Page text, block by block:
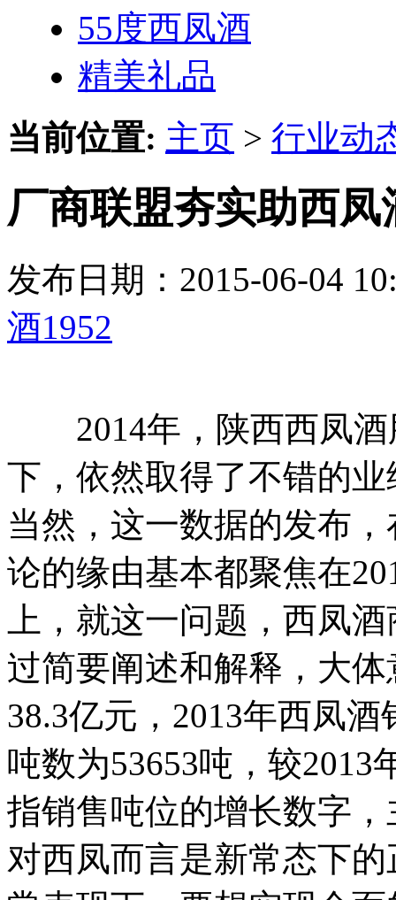
55度西凤酒
精美礼品
当前位置: 主页 > 行业动
厂商联盟夯实助西凤
发布日期：2015-06-04
酒1952
2014年，陕西西凤酒
下，依然取得了不错的
当然，这一数据的发布
论的缘由基本都聚焦在
上，就这一问题，西凤
过简要阐述和解释，大
38.3亿元，2013年西凤
吨数为53653吨，较2013
指销售吨位的增长数字
对西凤而言是新常态下